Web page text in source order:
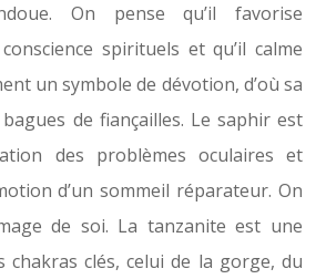
On pense qu’il favorise
spirituels et qu’il calme
un symbole de dévotion, d’où sa
de fiançailles. Le saphir est
des problèmes oculaires et
d’un sommeil réparateur. On
de soi. La tanzanite est une
clés, celui de la gorge, du